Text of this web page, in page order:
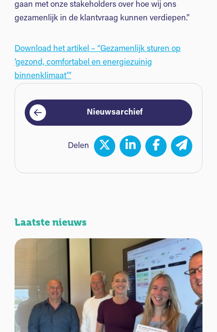
gaan met onze stakeholders over hoe wij ons
gezamenlijk in de klantvraag kunnen verdiepen.”
Download het artikel – “Gezamenlijk sturen op
‘gezond, comfortabel en energiezuinig
binnenklimaat'”
Nieuwsarchief
Delen
Laatste nieuws